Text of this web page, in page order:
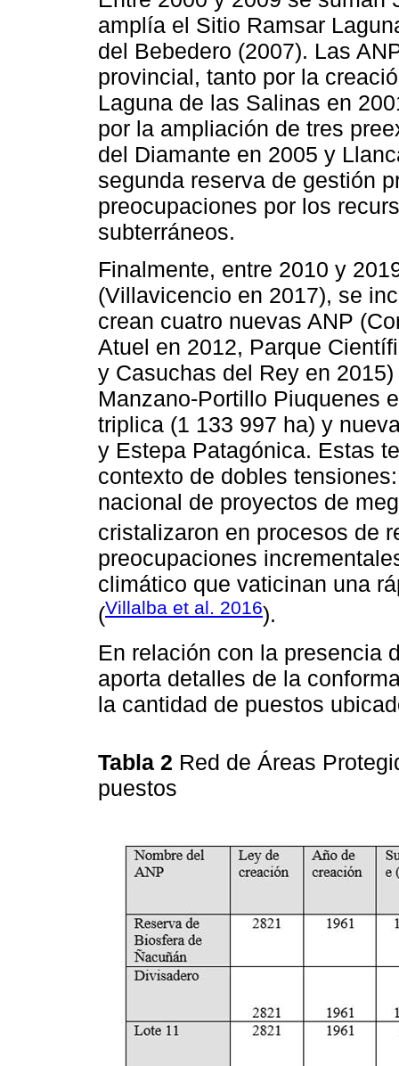
amplía el Sitio Ramsar
del Bebedero (2007). Las
provincial, tanto por la
Laguna de las Salinas en
por la ampliación de tres
del Diamante en 2005 y
segunda reserva de gestión
preocupaciones por los
subterráneos.
Finalmente, entre 2010 y
(Villavicencio en 2017), se
crean cuatro nuevas ANP
Atuel en 2012, Parque
y Casuchas del Rey en
Manzano-Portillo Piuquenes
triplica (1 133 997 ha) y
y Estepa Patagónica. Estas
contexto de dobles
nacional de proyectos de
cristalizaron en procesos de
preocupaciones
climático que vaticinan una
(Villalba et al. 2016).
En relación con la presencia
aporta detalles de la
la cantidad de puestos
Tabla 2 Red de Áreas
puestos